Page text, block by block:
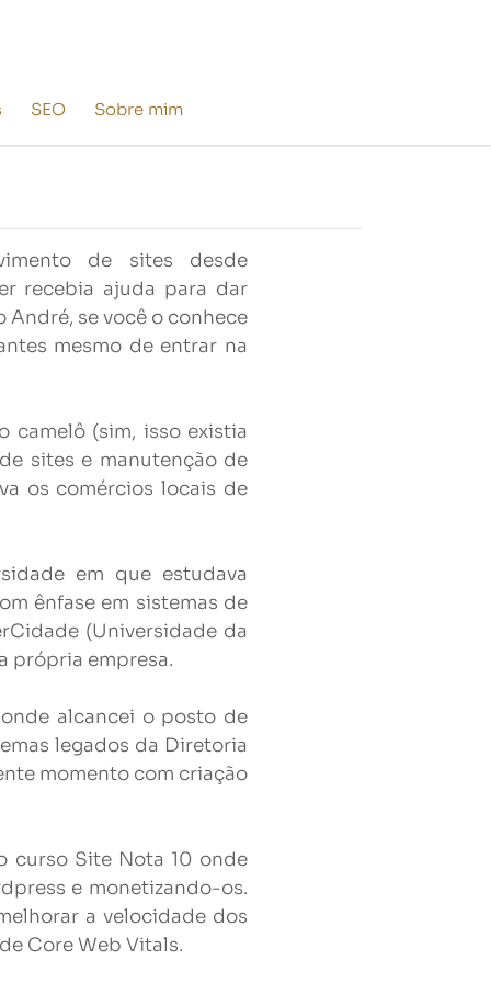
SEO Sobre mim
de sites desde
recebia ajuda para dar
André, se você o conhece
mesmo de entrar na
camelô (sim, isso existia
sites e manutenção de
os comércios locais de
em que estudava
ênfase em sistemas de
(Universidade da
própria empresa.
alcancei o posto de
legados da Diretoria
momento com criação
curso Site Nota 10 onde
e monetizando-os.
a velocidade dos
Core Web Vitals.